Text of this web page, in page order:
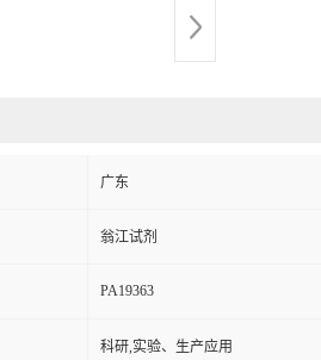
广东
翁江试剂
PA19363
科研,实验、生产应用